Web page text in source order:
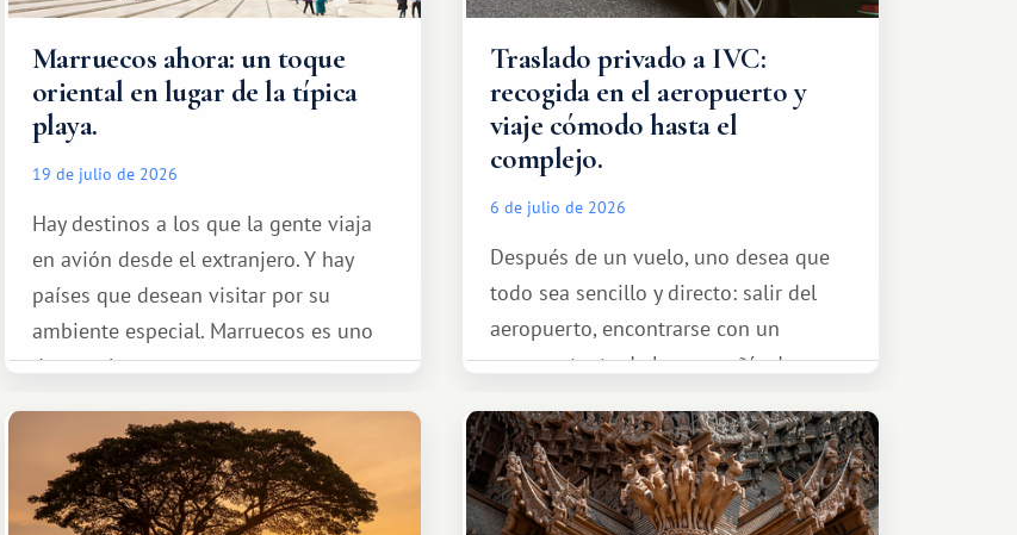
Marruecos ahora: un toque
oriental en lugar de la típica
playa.
19 de julio de 2026
Hay destinos a los que la gente viaja
en avión desde el extranjero. Y hay
países que desean visitar por su
ambiente especial. Marruecos es uno
de esos lugares.
Traslado privado a IVC:
recogida en el aeropuerto y
viaje cómodo hasta el
complejo.
6 de julio de 2026
Después de un vuelo, uno desea que
todo sea sencillo y directo: salir del
aeropuerto, encontrarse con un
representante de la compañía de
tranquilamente hasta el complejo
turístico.